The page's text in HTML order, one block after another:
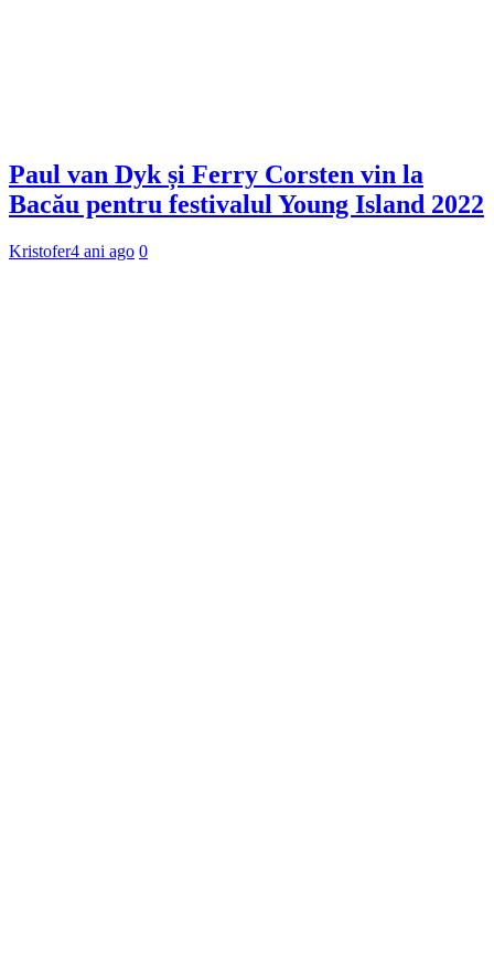
Paul van Dyk și Ferry Corsten vin la
Bacău pentru festivalul Young Island 2022
Kristofer4 ani ago 0